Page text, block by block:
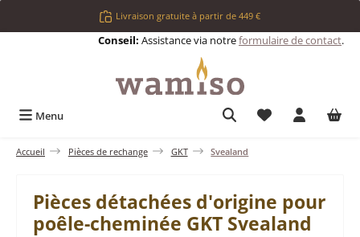
Passer au contenu principalLivraison gratuite à partir de 449 €
Conseil: Assistance via notreformulaire de contact.
Menu Vous avez 0
Accueil Pièces de rechange GKT Svealand
Pièces détachées d'origine pour
poêle-cheminée GKT Svealand